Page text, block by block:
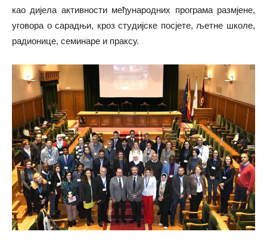
као дијела активности међународних програма размјене,
уговора о сарадњи, кроз студијске посјете, љетне школе,
радионице, семинаре и праксу.